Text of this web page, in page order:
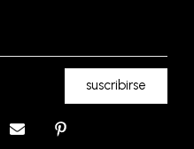
suscribirse
E
P